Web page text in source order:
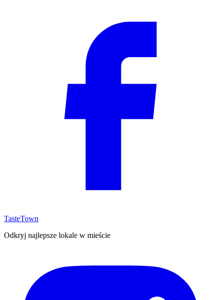
TasteTown
Odkryj najlepsze lokale w mieście